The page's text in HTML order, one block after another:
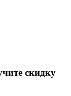
скидку